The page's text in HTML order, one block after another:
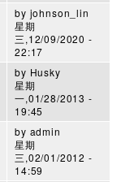
by johnson_lin
星期
三,12/09/2020 -
22:17
by Husky
星期
一,01/28/2013 -
19:45
by admin
星期
三,02/01/2012 -
14:59